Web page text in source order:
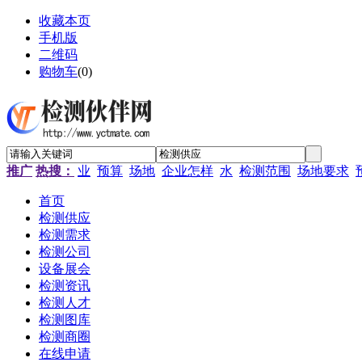
收藏本页
手机版
二维码
购物车(0)
推广 热搜： 业 预算 场地 企业怎样 水 检测范围 场地要求
首页
检测供应
检测需求
检测公司
设备展会
检测资讯
检测人才
检测图库
检测商圈
在线申请